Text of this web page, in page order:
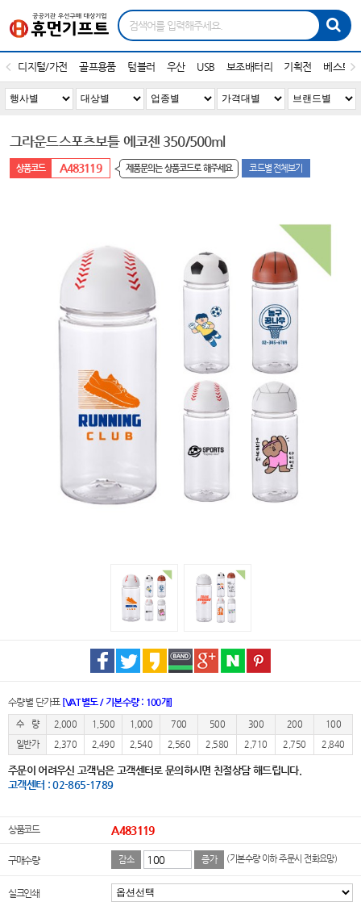
디지털/가전 골프용품 텀블러 우산 USB 보조배터리 기획전 베스트
그라운드스포츠보틀 에코젠 350/500ml
A483119 제품문의는 상품코드로 해주세요 코드별 전체보기
수량별 단가표 [VAT별도 / 기본수량 : 100개]
수 량 2,000 1,500 1,000 700 500 300 200
100
일반가
2,370 2,490 2,540 2,560 2,580 2,710 2,750 2,840
주문이 어려우신 고객님은 고객센터로 문의하시면 친절상담 해드립니다.
고객센터 : 02-865-1789
상품코드 A483119
구매수량 감소 증가 (기본수량 이하 주문시 전화요망)
실크인쇄